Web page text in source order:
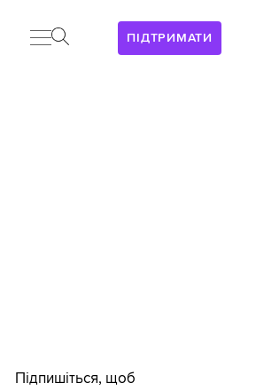
ПІДТРИМАТИ
Підпишіться, щоб